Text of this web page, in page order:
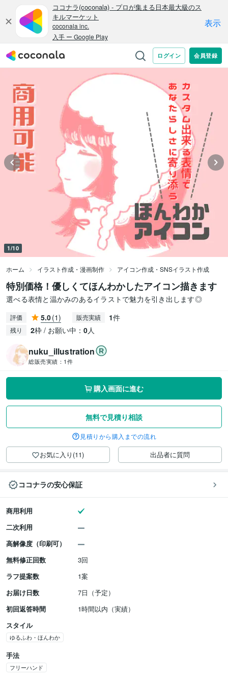
1/10
ホーム イラスト作成・漫画制作 アイコン作成・SNSイラスト作成
特別価格！優しくてほんわかしたアイコン描きます
選べる表情と温かみのあるイラストで魅力を引き出します◎
評価 5.0(1) 販売実績 1件
残り 2枠 / お願い中： 0人
nuku_illustration
総販売実績： 1件
購入画面に進む
無料で見積り相談
見積りから購入までの流れ
お気に入り(11) 出品者に質問
ココナラの安心保証
商用利用
二次利用
高解像度（印刷可）
無料修正回数
3回
ラフ提案数
1案
お届け日数
7日（予定）
初回返答時間
1時間以内（実績）
スタイル
ゆるふわ・ほんわか
手法
フリーハンド